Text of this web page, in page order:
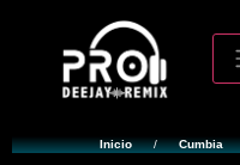
Inicio / Cumbia